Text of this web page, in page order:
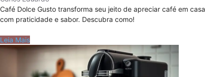
Café Dolce Gusto transforma seu jeito de apreciar café em casa
com praticidade e sabor. Descubra como!
Leia Mais